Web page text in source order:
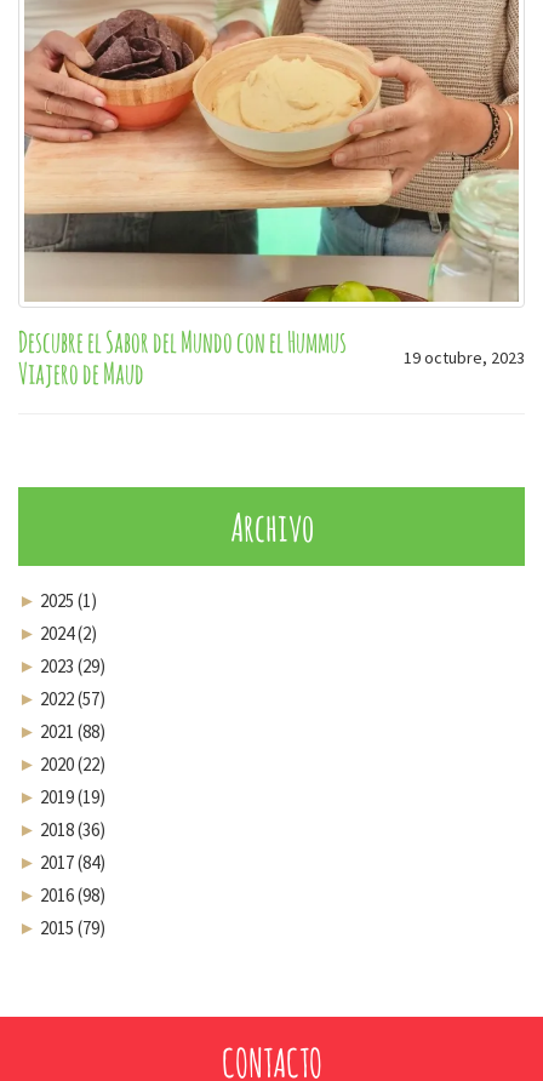
Descubre el Sabor del Mundo con el Hummus
Viajero de Maud
19 octubre, 2023
Archivo
► 2025 (1)
► 2024 (2)
► 2023 (29)
► 2022 (57)
► 2021 (88)
► 2020 (22)
► 2019 (19)
► 2018 (36)
► 2017 (84)
► 2016 (98)
► 2015 (79)
CONTACTO